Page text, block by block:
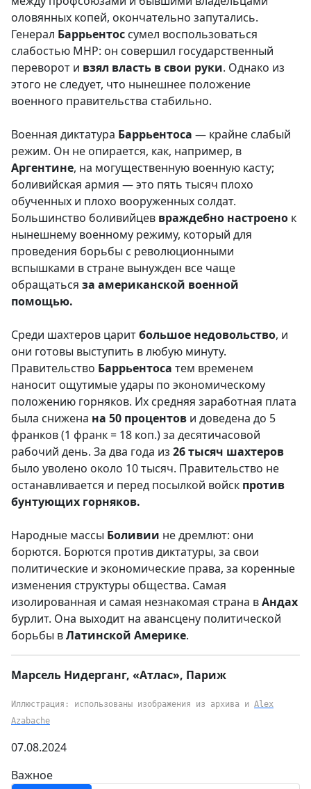
оловянных копей, окончательно запутались.
Генерал Баррьентос сумел воспользоваться
слабостью МНР: он совершил государственный
переворот и взял власть в свои руки. Однако из
этого не следует, что нынешнее положение
военного правительства стабильно.
Военная диктатура Баррьентоса — крайне слабый
режим. Он не опирается, как, например, в
Аргентине, на могущественную военную касту;
боливийская армия — это пять тысяч плохо
обученных и плохо вооруженных солдат.
Большинство боливийцев враждебно настроено к
нынешнему военному режиму, который для
проведения борьбы с революционными
вспышками в стране вынужден все чаще
обращаться за американской военной
помощью.
Среди шахтеров царитбольшое недовольство, и
они готовы выступить в любую минуту.
Правительство Баррьентоса тем временем
наносит ощутимые удары по экономическому
положению горняков. Их средняя заработная плата
была снижена на 50 процентов и доведена до 5
франков (1 франк = 18 коп.) за десятичасовой
рабочий день. За два года из 26 тысяч шахтеров
было уволено около 10 тысяч. Правительство не
останавливается и перед посылкой войск против
бунтующих горняков.
Народные массы Боливии не дремлют: они
борются. Борются против диктатуры, за свои
политические и экономические права, за коренные
изменения структуры общества. Самая
изолированная и самая незнакомая страна вАндах
бурлит. Она выходит на авансцену политической
борьбы вЛатинской Америке.
Марсель Нидерганг, «Атлас», Париж
Иллюстрация: использованы изображения из архива и Alex
Azabache
07.08.2024
Важное